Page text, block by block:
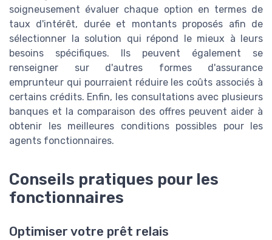
soigneusement évaluer chaque option en termes de
taux d'intérêt, durée et montants proposés afin de
sélectionner la solution qui répond le mieux à leurs
besoins spécifiques. Ils peuvent également se
renseigner sur d'autres formes d'assurance
emprunteur qui pourraient réduire les coûts associés à
certains crédits. Enfin, les consultations avec plusieurs
banques et la comparaison des offres peuvent aider à
obtenir les meilleures conditions possibles pour les
agents fonctionnaires.
Conseils pratiques pour les
fonctionnaires
Optimiser votre prêt relais